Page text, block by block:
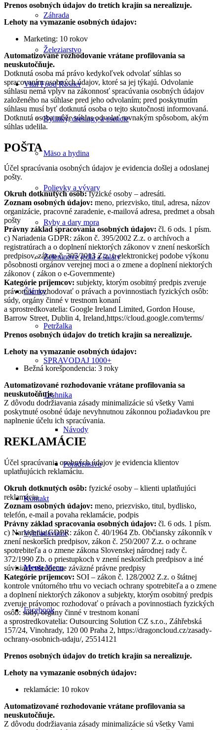
Záhrada
Železiarstvo
Vital Food Rosner
Bylinky, dresingy a esencie
Mäso a hydina
Polievky a vývary
Ryby a dary mora
Zeleninové jedlá a šaláty
Články
Petržalka
SPRAVODAJ 1000+
Technika
Návody
Poradenstvo
Kontakt
Vyhľadávanie
Menu Menu
Facebook
Prenos osobných údajov do tretích krajín sa nerealizuje.
Lehoty na vymazanie osobných údajov:
Marketing: 10 rokov
Automatizované rozhodovanie vrátane profilovania sa
neuskutočňuje.
Dotknutá osoba má právo kedykoľvek odvolať súhlas so
spracovaním osobných údajov, ktoré sa jej týkajú. Odvolanie
súhlasu nemá vplyv na zákonnosť spracúvania osobných údajov
založeného na súhlase pred jeho odvolaním; pred poskytnutím
súhlasu musí byť dotknutá osoba o tejto skutočnosti informovaná.
Dotknutá osoba môže súhlas odvolať rovnakým spôsobom, akým
súhlas udelila.
POŠTA
Účel spracúvania osobných údajov je evidencia došlej a odoslanej
pošty.
Okruh dotknutých osôb:fyzické osoby – adresáti.
Zoznam osobných údajov: meno, priezvisko, titul, adresa, názov
organizácie, pracovné zaradenie, e-mailová adresa, predmet a obsah
pošty
Právny základ spracovania osobných údajov: čl. 6 ods. 1 písm.
c) Nariadenia GDPR: zákon č. 395/2002 Z.z. o archívoch a
registratúrach a o doplnení niektorých zákonov v znení neskorších
predpisov, zákon č. 305/2013 Z.z. o elektronickej podobe výkonu
pôsobnosti orgánov verejnej moci a o zmene a doplnení niektorých
zákonov ( zákon o e-Governmente)
Kategórie príjemcov: subjekty, ktorým osobitný predpis zveruje
právomoc rozhodovať o právach a povinnostiach fyzických osôb:
súdy, orgány činné v trestnom konaní
a sprostredkovatelia: Google Ireland Limited, Gordon House,
Barrow Street, Dublin 4, Ireland,https://cloud.google.com/terms/
Prenos osobných údajov do tretích krajín sa nerealizuje.
Lehoty na vymazanie osobných údajov:
Bežná korešpondencia: 3 roky
Automatizované rozhodovanie vrátane profilovania sa
neuskutočňuje.
Z dôvodu dodržiavania zásady minimalizácie sú všetky Vami
poskytnuté osobné údaje nevyhnutnou zákonnou požiadavkou pre
naplnenie účelu ich spracúvania.
REKLAMÁCIE
Účel spracúvania osobných údajov je evidencia klientov
uplatňujúcich reklamáciu.
Okruh dotknutých osôb: fyzické osoby – klienti uplatňujúci
reklamáciu
Zoznam osobných údajov: meno, priezvisko, titul, bydlisko,
telefón, e-mail a povaha reklamácie, podpis
Právny základ spracovania osobných údajov: čl. 6 ods. 1 písm.
c) Nariadenia GDPR: zákon č. 40/1964 Zb. Občiansky zákonník v
znení neskorších predpisov, zákon č. 250/2007 Z.z. o ochrane
spotrebiteľa a o zmene zákona Slovenskej národnej rady č.
372/1990 Zb. o priestupkoch v znení neskorších predpisov a iné
súvisiace všeobecne záväzné právne predpisy
Kategórie príjemcov: SOI – zákon č. 128/2002 Z.z. o štátnej
kontrole vnútorného trhu vo veciach ochrany spotrebiteľa a o zmene
a doplnení niektorých zákonov a subjekty, ktorým osobitný predpis
zveruje právomoc rozhodovať o právach a povinnostiach fyzických
osôb: súdy, orgány činné v trestnom konaní
a sprostredkovatelia: Outsourcing Solution CZ s.r.o., Záhřebská
157/24, Vinohrady, 120 00 Praha 2, https://dragoncloud.cz/zasady-
ochrany-osobnich-udaju/, 25514121
Prenos osobných údajov do tretích krajín sa nerealizuje.
Lehoty na vymazanie osobných údajov:
reklamácie: 10 rokov
Automatizované rozhodovanie vrátane profilovania sa
neuskutočňuje.
Z dôvodu dodržiavania zásady minimalizácie sú všetky Vami